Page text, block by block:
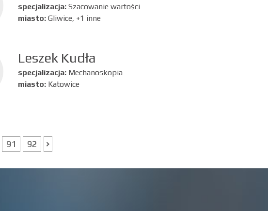
specjalizacja:Szacowanie wartości
miasto:Gliwice, +1 inne
Leszek Kudła
specjalizacja: Mechanoskopia
miasto: Katowice
91 92